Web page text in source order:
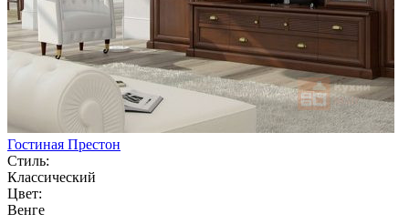
Гостиная Престон
Стиль:
Классический
Цвет:
Венге